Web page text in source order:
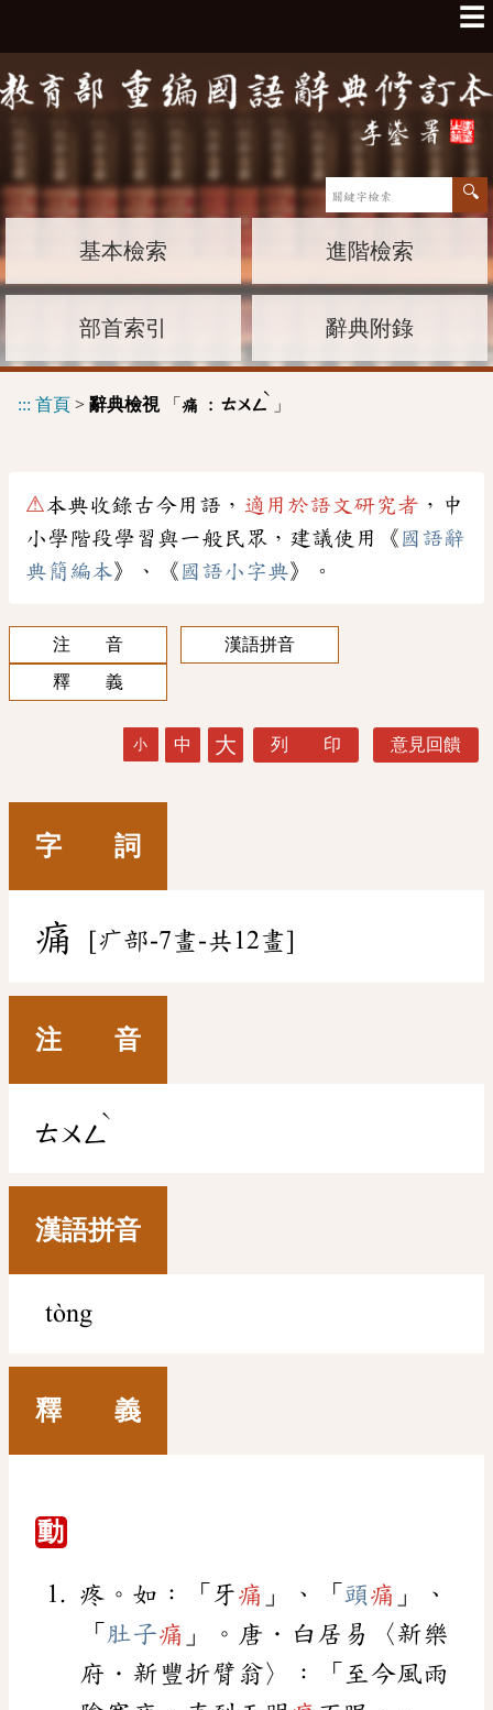
☰
基本檢索 進階檢索
部首索引 辭典附錄
::: 首頁 > 辭典檢視「 痛 : ㄊㄨㄥ
ˋ
」
⚠本典收錄古今用語， 適用於語文研究者 ，中
小學階段學習與一般民眾，建議使用《 國語辭
典簡編本》、《 國語小字典》。
注 音
漢語拼音
釋 義
小 中 大 列 印 意見回饋
字 詞
痛 [疒部-7畫-共12畫]
注 音
ㄊㄨㄥ
ˋ
漢語拼音
tòng
釋 義
動
疼。如：「牙痛 」、「 頭痛 」、
「 肚子痛 」。唐．白居易〈新樂
府．新豐折臂翁〉：「至今風雨